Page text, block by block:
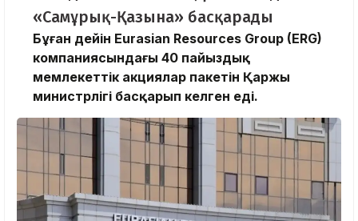
«Самұрық-Қазына» басқарады
Бұған дейін Eurasian Resources Group (ERG)
компаниясындағы 40 пайыздық
мемлекеттік акциялар пакетін Қаржы
министрлігі басқарып келген еді.